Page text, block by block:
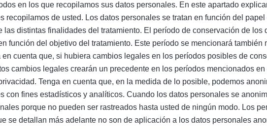
en los que recopilamos sus datos personales. En este apartado
recopilamos de usted. Los datos personales se tratan en función del papel
las distintas finalidades del tratamiento. El período de conservación de los
función del objetivo del tratamiento. Este período se mencionará también
en cuenta que, si hubiera cambios legales en los períodos posibles de
cambios legales crearán un precedente en los períodos mencionados en
Tenga en cuenta que, en la medida de lo posible, podemos
con fines estadísticos y analíticos. Cuando los datos personales se
porque no pueden ser rastreados hasta usted de ningún modo. Los
se detallan más adelante no son de aplicación a los datos personales